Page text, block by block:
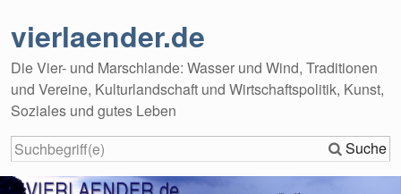
vierlaender.de
Die Vier- und Marschlande: Wasser und Wind, Traditionen
und Vereine, Kulturlandschaft und Wirtschaftspolitik, Kunst,
Soziales und gutes Leben
Suche